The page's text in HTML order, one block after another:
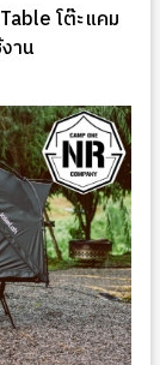
โต๊ะแคม
าน